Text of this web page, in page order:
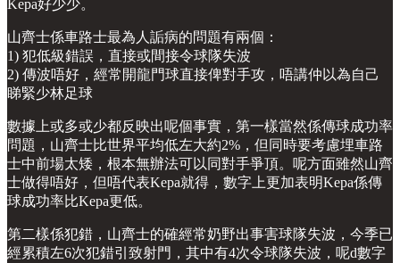
Kepa好少少。
山齊士係車路士最為人詬病的問題有兩個：
1) 犯低級錯誤，直接或間接令球隊失波
2) 傳波唔好，經常開龍門球直接俾對手攻，唔講仲以為自己
睇緊少林足球
數據上或多或少都反映出呢個事實，第一樣當然係傳球成功率
問題，山齊士比世界平均低左大約2%，但同時要考慮埋車路
士中前場太矮，根本無辦法可以同對手爭頂。呢方面雖然山齊
士做得唔好，但唔代表Kepa就得，數字上更加表明Kepa係傳
球成功率比Kepa更低。
第二樣係犯錯，山齊士的確經常奶野出事害球隊失波，今季已
經累積左6次犯錯引致射門，其中有4次令球隊失波，呢d數字